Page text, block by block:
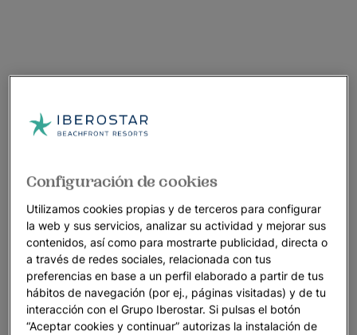
Configuración de cookies
Utilizamos cookies propias y de terceros para configurar
la web y sus servicios, analizar su actividad y mejorar sus
contenidos, así como para mostrarte publicidad, directa o
a través de redes sociales, relacionada con tus
preferencias en base a un perfil elaborado a partir de tus
hábitos de navegación (por ej., páginas visitadas) y de tu
interacción con el Grupo Iberostar. Si pulsas el botón
“Aceptar cookies y continuar” autorizas la instalación de